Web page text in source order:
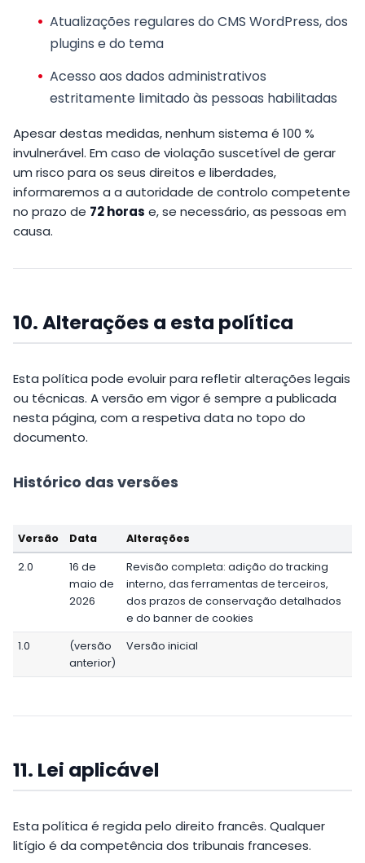
Atualizações regulares do CMS WordPress, dos
plugins e do tema
Acesso aos dados administrativos
estritamente limitado às pessoas habilitadas
Apesar destas medidas, nenhum sistema é 100 %
invulnerável. Em caso de violação suscetível de gerar
um risco para os seus direitos e liberdades,
informaremos a a autoridade de controlo competente
no prazo de 72 horas e, se necessário, as pessoas em
causa.
10. Alterações a esta política
Esta política pode evoluir para refletir alterações legais
ou técnicas. A versão em vigor é sempre a publicada
nesta página, com a respetiva data no topo do
documento.
Histórico das versões
Versão Data Alterações
2.0
16 de
maio de
2026
Revisão completa: adição do tracking
interno, das ferramentas de terceiros,
dos prazos de conservação detalhados
e do banner de cookies
1.0
(versão
anterior)
Versão inicial
11. Lei aplicável
Esta política é regida pelo direito francês. Qualquer
litígio é da competência dos tribunais franceses.